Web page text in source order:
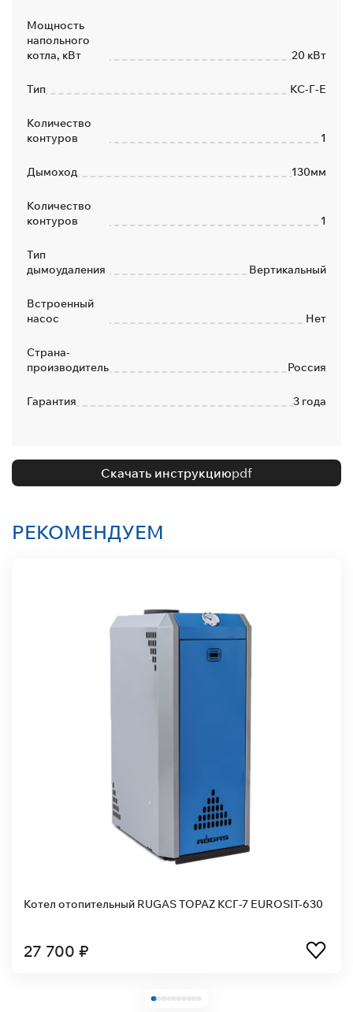
Мощность
напольного
котла, кВт
20 кВт
Тип КС-Г-Е
Количество
контуров
1
Дымоход 130мм
Количество
контуров
1
Тип
дымоудаления
Вертикальный
Встроенный
насос
Нет
Страна-
производитель
Россия
Гарантия 3 года
Скачать инструкциюpdf
РЕКОМЕНДУЕМ
RUGAS TOPAZ КСГ-7 EUROSIT-630
Котел
35 350